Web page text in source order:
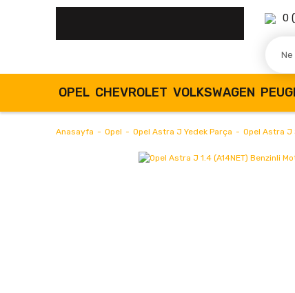
0
OPEL CHEVROLET VOLKSWAGEN
Anasayfa Opel Opel Astra J Yedek Parça Opel Astra J